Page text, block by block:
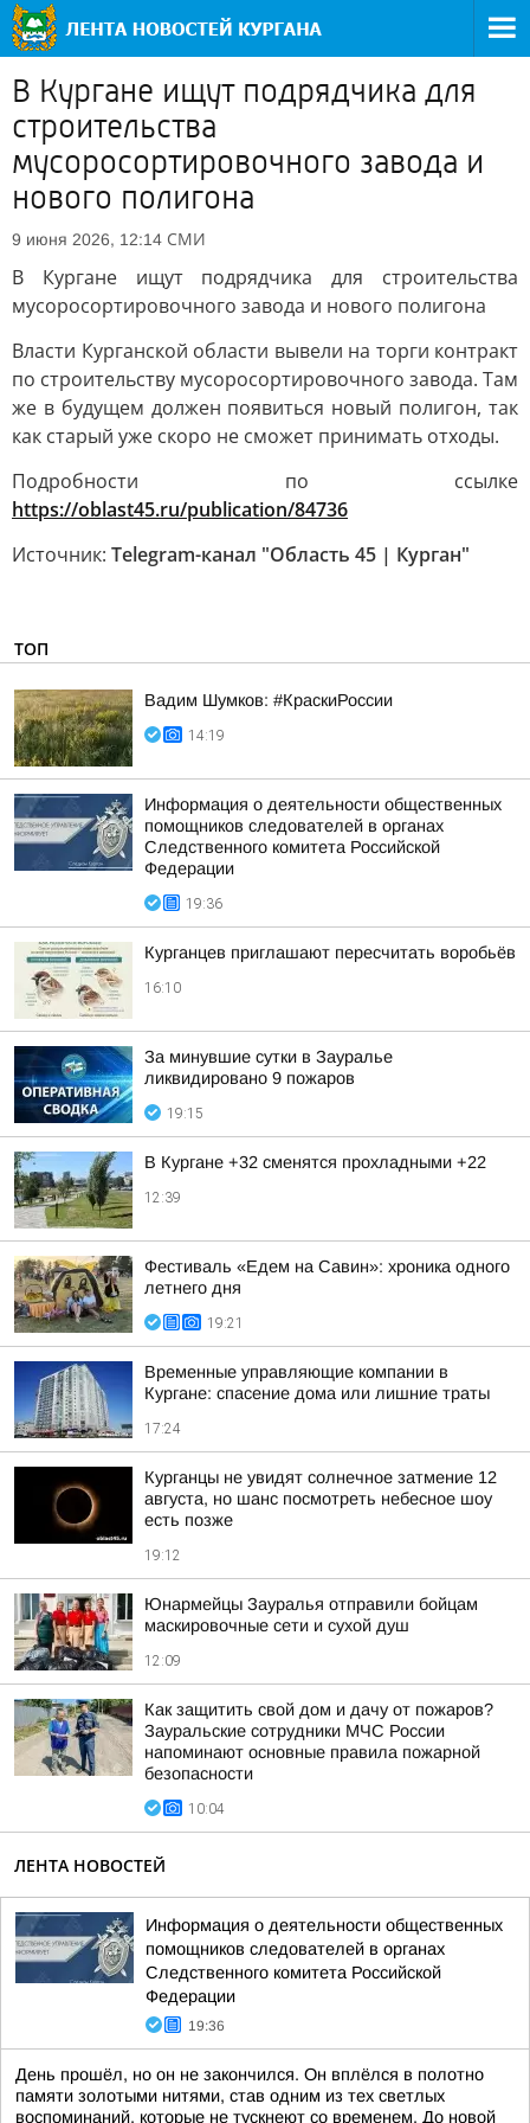
В Кургане ищут подрядчика для
строительства
мусоросортировочного завода и
нового полигона
9 июня 2026, 12:14 СМИ
В Кургане ищут подрядчика для строительства
мусоросортировочного завода и нового полигона
Власти Курганской области вывели на торги контракт
по строительству мусоросортировочного завода. Там
же в будущем должен появиться новый полигон, так
как старый уже скоро не сможет принимать отходы.
Подробности по ссылке
https://oblast45.ru/publication/84736
Источник: Telegram-канал "Область 45 | Курган"
ТОП
Вадим Шумков: #КраскиРоссии
14:19
Информация о деятельности общественных
помощников следователей в органах
Следственного комитета Российской
Федерации
19:36
Курганцев приглашают пересчитать воробьёв
16:10
За минувшие сутки в Зауралье
ликвидировано 9 пожаров
19:15
В Кургане +32 сменятся прохладными +22
12:39
Фестиваль «Едем на Савин»: хроника одного
летнего дня
19:21
Временные управляющие компании в
Кургане: спасение дома или лишние траты
17:24
Курганцы не увидят солнечное затмение 12
августа, но шанс посмотреть небесное шоу
есть позже
19:12
Юнармейцы Зауралья отправили бойцам
маскировочные сети и сухой душ
12:09
Как защитить свой дом и дачу от пожаров?
Зауральские сотрудники МЧС России
напоминают основные правила пожарной
безопасности
10:04
ЛЕНТА НОВОСТЕЙ
Информация о деятельности общественных
помощников следователей в органах
Следственного комитета Российской
Федерации
19:36
День прошёл, но он не закончился. Он вплёлся в полотно
памяти золотыми нитями, став одним из тех светлых
воспоминаний, которые не тускнеют со временем. До новой